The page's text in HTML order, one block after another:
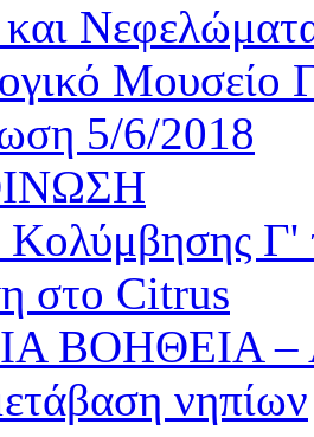
Μουσείο
5/6/2018
Γ'
στο Citrus
ΒΟΗΘΕΙΑ
νηπίων